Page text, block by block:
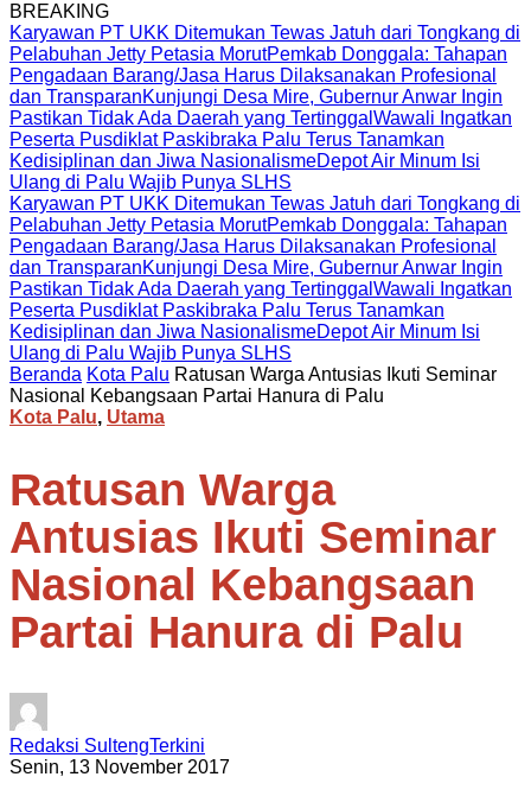
BREAKING
Karyawan PT UKK Ditemukan Tewas Jatuh dari Tongkang di
Pelabuhan Jetty Petasia MorutPemkab Donggala: Tahapan
Pengadaan Barang/Jasa Harus Dilaksanakan Profesional
dan TransparanKunjungi Desa Mire, Gubernur Anwar Ingin
Pastikan Tidak Ada Daerah yang Tertinggal Wawali Ingatkan
Peserta Pusdiklat Paskibraka Palu Terus Tanamkan
Kedisiplinan dan Jiwa NasionalismeDepot Air Minum Isi
Ulang di Palu Wajib Punya SLHS
Karyawan PT UKK Ditemukan Tewas Jatuh dari Tongkang di
Pelabuhan Jetty Petasia MorutPemkab Donggala: Tahapan
Pengadaan Barang/Jasa Harus Dilaksanakan Profesional
dan TransparanKunjungi Desa Mire, Gubernur Anwar Ingin
Pastikan Tidak Ada Daerah yang Tertinggal Wawali Ingatkan
Peserta Pusdiklat Paskibraka Palu Terus Tanamkan
Kedisiplinan dan Jiwa NasionalismeDepot Air Minum Isi
Ulang di Palu Wajib Punya SLHS
Beranda Kota Palu Ratusan Warga Antusias Ikuti Seminar
Nasional Kebangsaan Partai Hanura di Palu
Kota Palu, Utama
Ratusan Warga
Antusias Ikuti Seminar
Nasional Kebangsaan
Partai Hanura di Palu
Redaksi SultengTerkini
Senin, 13 November 2017